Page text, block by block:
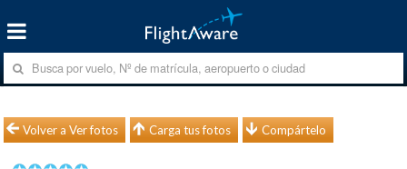
Volver a Ver fotos Carga tus fotos Compártelo